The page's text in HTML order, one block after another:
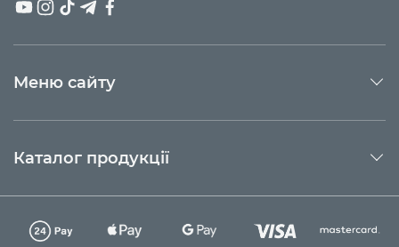
Меню сайту
Каталог продукції